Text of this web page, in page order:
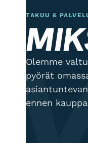
TAKUU &
Olemme
pyörät
ennen